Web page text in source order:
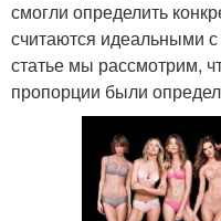
смогли определить
считаются идеальными
статье мы рассмотрим,
пропорции были